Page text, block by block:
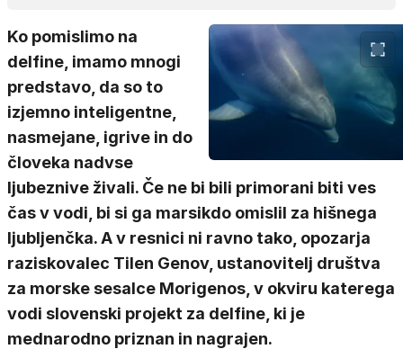
Ko pomislimo na
delfine, imamo mnogi
predstavo, da so to
izjemno inteligentne,
nasmejane, igrive in do
človeka nadvse
ljubeznive živali. Če ne bi bili primorani biti ves
čas v vodi, bi si ga marsikdo omislil za hišnega
ljubljenčka. A v resnici ni ravno tako, opozarja
raziskovalec Tilen Genov, ustanovitelj društva
za morske sesalce Morigenos, v okviru katerega
vodi slovenski projekt za delfine, ki je
mednarodno priznan in nagrajen.